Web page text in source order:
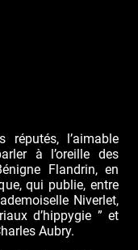
l’aimable
à l’oreille des
Flandrin, en
qui publie, entre
Niverlet,
d’hippygie ” et
Aubry.